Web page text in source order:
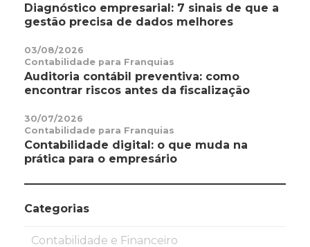
Diagnóstico empresarial: 7 sinais de que a
gestão precisa de dados melhores
03/08/2026
Contabilidade para Franquias
Auditoria contábil preventiva: como
encontrar riscos antes da fiscalização
30/07/2026
Contabilidade para Franquias
Contabilidade digital: o que muda na
prática para o empresário
Categorias
Contabilidade e Financeiro